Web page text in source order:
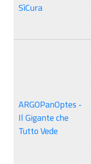
SìCura
ARGOPanOptes -
Il Gigante che
Tutto Vede